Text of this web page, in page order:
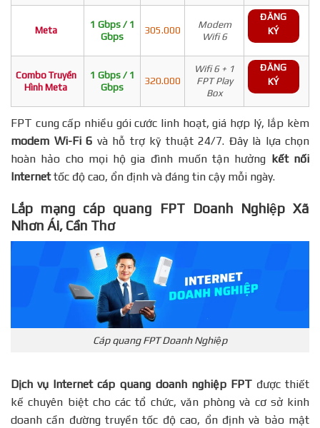
Meta
1 Gbps / 1
Gbps
305.000
Modem
Wifi 6
ĐĂNG
KÝ
Combo Truyền
Hình Meta
1 Gbps / 1
Gbps
320.000
Wifi 6 + 1
FPT Play
Box
ĐĂNG
KÝ
FPT cung cấp nhiều gói cước linh hoạt, giá hợp lý, lắp kèm
modem Wi-Fi 6 và hỗ trợ kỹ thuật 24/7. Đây là lựa chọn
hoàn hảo cho mọi hộ gia đình muốn tận hưởng kết nối
Internettốc độ cao, ổn định và đáng tin cậy mỗi ngày.
Lắp mạng cáp quang FPT Doanh Nghiệp Xã
Nhơn Ái, Cần Thơ
Cáp quang FPT Doanh Nghiệp
Dịch vụ Internet cáp quang doanh nghiệp FPTđược thiết
kế chuyên biệt cho các tổ chức, văn phòng và cơ sở kinh
doanh cần đường truyền tốc độ cao, ổn định và bảo mật